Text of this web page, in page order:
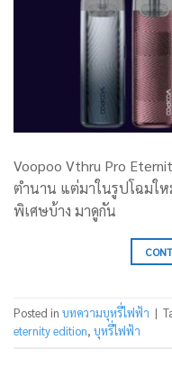
Voopoo Vthru Pro
ตำนาน แต่มาในรูปโฉมให
พิเศษบ้าง มาดูกัน
Posted in บทความบุหรี่ไฟฟ้า |
eternity edition, บุหรี่ไฟฟ้า